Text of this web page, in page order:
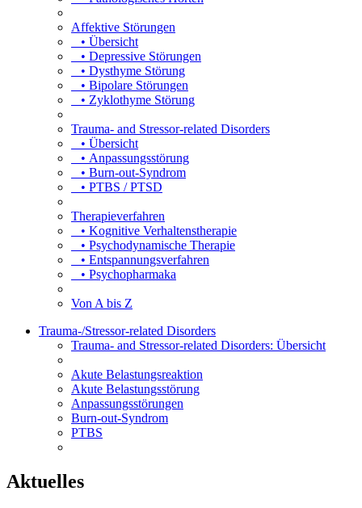
Affektive Störungen
• Übersicht
• Depressive Störungen
• Dysthyme Störung
• Bipolare Störungen
• Zyklothyme Störung
Trauma- and Stressor-related Disorders
• Übersicht
• Anpassungsstörung
• Burn-out-Syndrom
• PTBS / PTSD
Therapieverfahren
• Kognitive Verhaltenstherapie
• Psychodynamische Therapie
• Entspannungsverfahren
• Psychopharmaka
Von A bis Z
Trauma-/Stressor-related Disorders
Trauma- and Stressor-related Disorders: Übersicht
Akute Belastungsreaktion
Akute Belastungsstörung
Anpassungsstörungen
Burn-out-Syndrom
PTBS
Aktuelles